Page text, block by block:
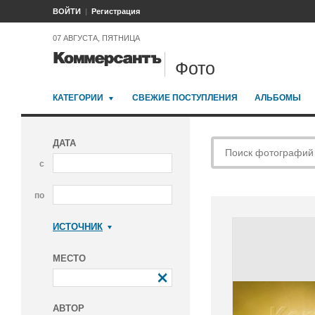
ВОЙТИ Регистрация
07 АВГУСТА, ПЯТНИЦА
Фото
КАТЕГОРИИ СВЕЖИЕ ПОСТУПЛЕНИЯ АЛЬБОМЫ
ДАТА
с
по
ИСТОЧНИК
МЕСТО
АВТОР